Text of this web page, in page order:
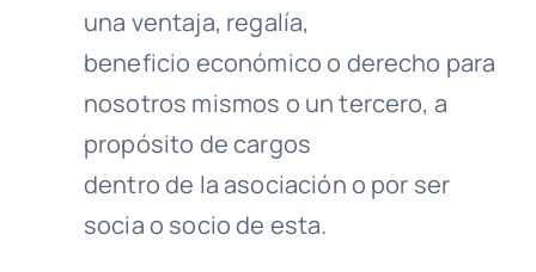
una ventaja, regalía,
beneficio económico o derecho para
nosotros mismos o un tercero, a
propósito de cargos
dentro de la asociación o por ser
socia o socio de esta.